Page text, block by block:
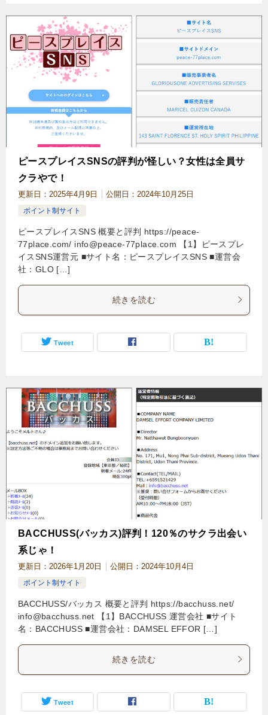
ピースプレイスSNSの評判が怪しい？女性は全員サ
クラやで！
更新日： 2025年4月9日 公開日： 2024年10月25日
ポイント制サイト
ピースプレイスSNS 概要と評判 https://peace-
77place.com/ info@peace-77place.com 【1】ピースプレ
イスSNS運営元 ■サイト名：ピースプレイスSNS ■運営会
社：GLO […]
続きを読む
Tweet
BACCHUSS(バッカス)評判！120％のサクラ出会い
系じゃ！
更新日： 2026年1月20日 公開日： 2024年10月4日
ポイント制サイト
BACCHUSS/バッカス 概要と評判 https://bacchuss.net/
info@bacchuss.net 【1】BACCHUSS 運営会社 ■サイト
名：BACCHUSS ■運営会社：DAMSEL EFFOR […]
続きを読む
Tweet